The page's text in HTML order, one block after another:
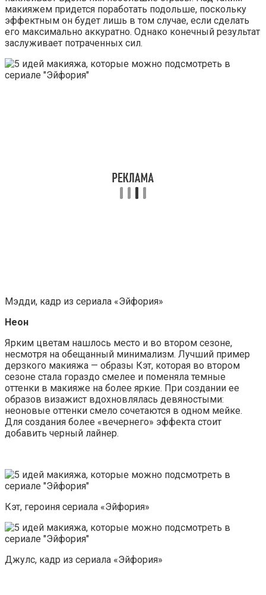
макияжем придется поработать подольше, поскольку
эффектным он будет лишь в том случае, если сделать
его максимально аккуратно. Однако конечный результат
заслуживает потраченных сил.
Мэдди, кадр из сериала «Эйфория»
Неон
Ярким цветам нашлось место и во втором сезоне,
несмотря на обещанный минимализм. Лучший пример
дерзкого макияжа — образы Кэт, которая во втором
сезоне стала гораздо смелее и поменяла темные
оттенки в макияже на более яркие. При создании ее
образов визажист вдохновлялась девяностыми:
неоновые оттенки смело сочетаются в одном мейке.
Для создания более «вечернего» эффекта стоит
добавить черный лайнер.
Кэт, героиня сериала «Эйфория»
Джулс, кадр из сериала «Эйфория»